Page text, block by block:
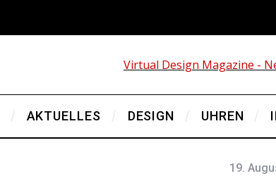
AKTUELLES DESIGN UHREN
19.